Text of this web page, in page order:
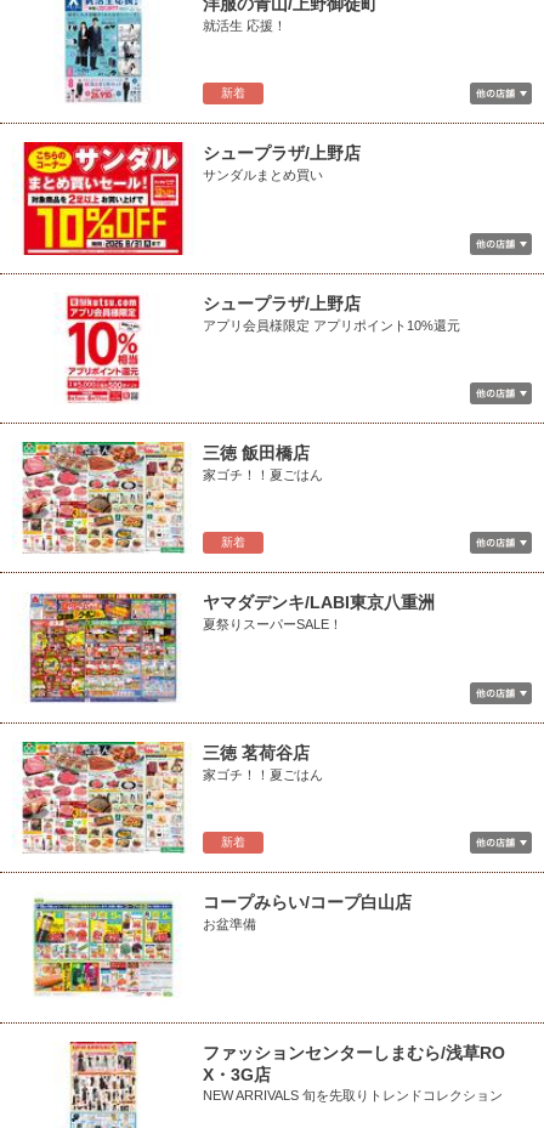
新着
就活生 応援！
シュープラザ/上野店
サンダルまとめ買い
シュープラザ/上野店
アプリ会員様限定 アプリポイント10%還元
新着
三徳 飯田橋店
家ゴチ！！夏ごはん
ヤマダデンキ/LABI東京八重洲
夏祭りスーパーSALE！
新着
三徳 茗荷谷店
家ゴチ！！夏ごはん
コープみらい/コープ白山店
お盆準備
ファッションセンターしまむら/浅草RO
X・3G店
NEW ARRIVALS 旬を先取りトレンドコレクション